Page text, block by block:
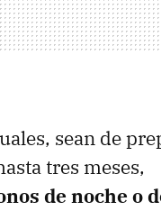
sean de
tres meses,
de noche o